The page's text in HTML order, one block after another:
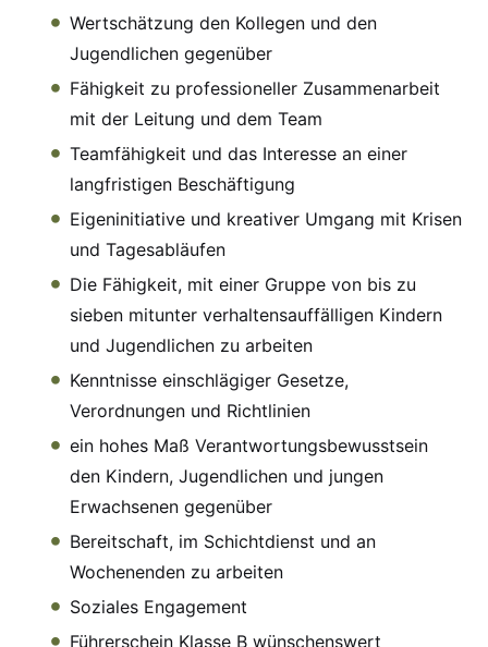
Wertschätzung den Kollegen und den
Jugendlichen gegenüber
Fähigkeit zu professioneller Zusammenarbeit
mit der Leitung und dem Team
Teamfähigkeit und das Interesse an einer
langfristigen Beschäftigung
Eigeninitiative und kreativer Umgang mit Krisen
und Tagesabläufen
Die Fähigkeit, mit einer Gruppe von bis zu
sieben mitunter verhaltensauffälligen Kindern
und Jugendlichen zu arbeiten
Kenntnisse einschlägiger Gesetze,
Verordnungen und Richtlinien
ein hohes Maß Verantwortungsbewusstsein
den Kindern, Jugendlichen und jungen
Erwachsenen gegenüber
Bereitschaft, im Schichtdienst und an
Wochenenden zu arbeiten
Soziales Engagement
Führerschein Klasse B wünschenswert